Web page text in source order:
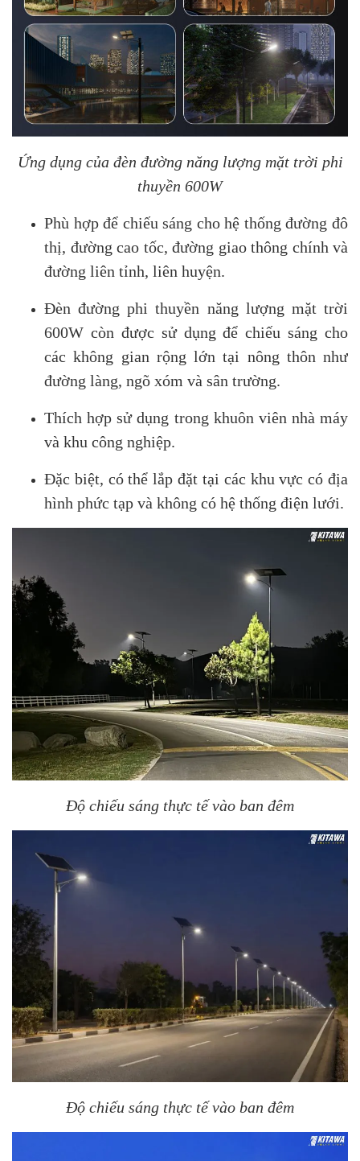
Ứng dụng của đèn đường năng lượng mặt trời phi
thuyền 600W
Phù hợp để chiếu sáng cho hệ thống đường đô
thị, đường cao tốc, đường giao thông chính và
đường liên tỉnh, liên huyện.
Đèn đường phi thuyền năng lượng mặt trời
600W còn được sử dụng để chiếu sáng cho
các không gian rộng lớn tại nông thôn như
đường làng, ngõ xóm và sân trường.
Thích hợp sử dụng trong khuôn viên nhà máy
và khu công nghiệp.
Đặc biệt, có thể lắp đặt tại các khu vực có địa
hình phức tạp và không có hệ thống điện lưới.
Độ chiếu sáng thực tế vào ban đêm
Độ chiếu sáng thực tế vào ban đêm